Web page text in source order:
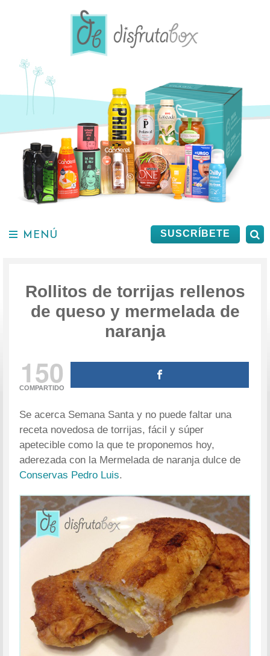
SUSCRÍBETE
MENÚ
Rollitos de torrijas rellenos
de queso y mermelada de
naranja
150
COMPARTIDO
Se acerca Semana Santa y no puede faltar una
receta novedosa de torrijas, fácil y súper
apetecible como la que te proponemos hoy,
aderezada con la Mermelada de naranja dulce de
Conservas Pedro Luis.